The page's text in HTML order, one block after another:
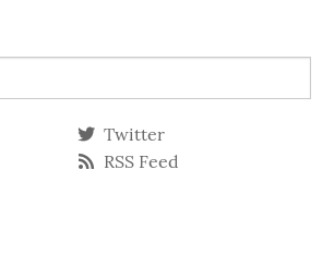
Twitter
RSS Feed